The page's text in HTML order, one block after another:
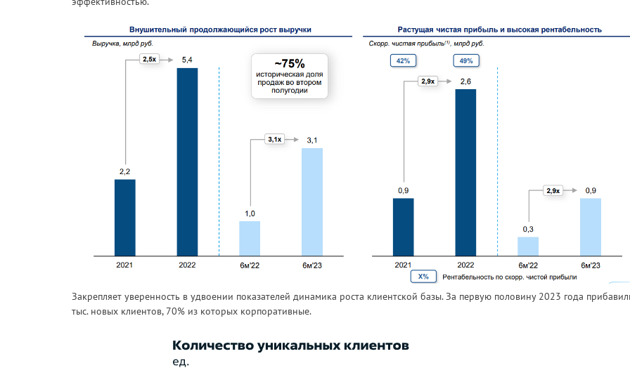
Закрепляет уверенность в удвоении показателей динамика роста клиентской базы. За первую половину 2023 года
тыс. новых клиентов, 70% из которых корпоративные.